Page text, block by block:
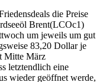
die Preise
Brent(LCOc1)
um jeweils um gut
83,20 Dollar je
Mitte März
letztendlich eine
wieder geöffnet werde,